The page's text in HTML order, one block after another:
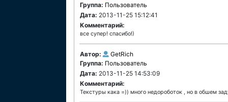
Группа: Пользователь
Дата: 2013-11-25 15:12:41
Комментарий:
все супер! спасибо!)
Автор:
GetRich
Группа: Пользователь
Дата: 2013-11-25 14:53:09
Комментарий:
Текстуры кака =)) много недороботок , но в обшем